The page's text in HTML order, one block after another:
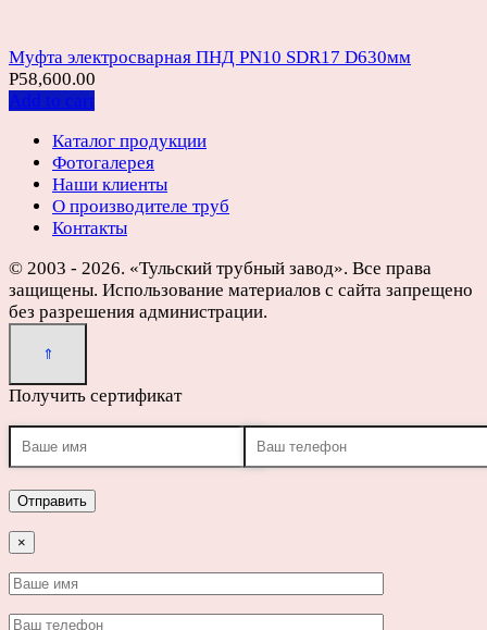
Муфта электросварная ПНД PN10 SDR17 D630мм
Р58,600.00
Add to cart
Каталог продукции
Фотогалерея
Наши клиенты
О производителе труб
Контакты
© 2003 - 2026. «Тульский трубный завод». Все права
защищены. Использование материалов с сайта запрещено
без разрешения администрации.
Получить сертификат
×